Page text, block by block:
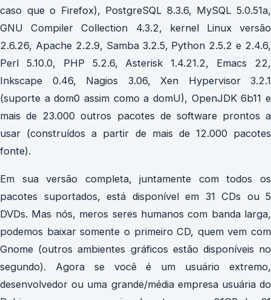
caso que o Firefox), PostgreSQL 8.3.6, MySQL 5.0.51a,
GNU Compiler Collection 4.3.2, kernel Linux versão
2.6.26, Apache 2.2.9, Samba 3.2.5, Python 2.5.2 e 2.4.6,
Perl 5.10.0, PHP 5.2.6, Asterisk 1.4.21.2, Emacs 22,
Inkscape 0.46, Nagios 3.06, Xen Hypervisor 3.2.1
(suporte a dom0 assim como a domU), OpenJDK 6b11 e
mais de 23.000 outros pacotes de software prontos a
usar (construídos a partir de mais de 12.000 pacotes
fonte).
Em sua versão completa, juntamente com todos os
pacotes suportados, está disponível em 31 CDs ou 5
DVDs. Mas nós, meros seres humanos com banda larga,
podemos baixar somente o primeiro CD, quem vem com
Gnome (outros ambientes gráficos estão disponíveis no
segundo). Agora se você é um usuário extremo,
desenvolvedor ou uma grande/média empresa usuária do